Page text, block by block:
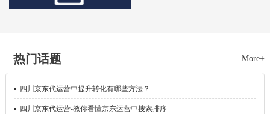
热门话题 More+
四川 京东代运营中提升转化有哪些方法？
四川 京东代运营-教你看懂京东运营中搜索排序